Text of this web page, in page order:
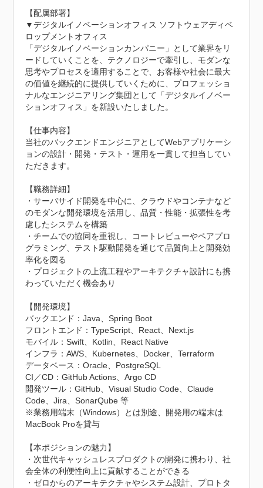
【配属部署】
▼デジタルイノベーションオフィス ソフトウェアディベ
ロップメントオフィス
「デジタルイノベーションカンパニー」として業界をリ
ードしていくことを、テクノロジーで牽引し、モダンな
思考やプロセスを適用することで、お客様や社会に最大
の価値を継続的に提供していくために、プロフェッショ
ナルなエンジニアリング集団として「デジタルイノベー
ションオフィス」を新設いたしました。
【仕事内容】
当社のバックエンドエンジニアとしてWebアプリケーシ
ョンの設計・開発・テスト・運用を一貫して担当してい
ただきます。
【職務詳細】
・サーバサイド開発を中心に、クラウドやコンテナなど
のモダンな開発環境を活用し、品質・性能・拡張性を考
慮したシステムを構築
・チームでの協同を重視し、コートレビューやペアプロ
グラミング、テスト駆動開発を通じて品質向上と開発効
率化を図る
・プロジェクトの上流工程やアーキテクチャ設計にも携
わっていただく機会あり
【開発環境】
バックエンド：Java、Spring Boot
フロントエンド：TypeScript、React、Next.js
モバイル：Swift、Kotlin、React Native
インフラ：AWS、Kubernetes、Docker、Terraform
データベース：Oracle、PostgreSQL
CI／CD：GitHub Actions、Argo CD
開発ツール：GitHub、Visual Studio Code、Claude
Code、Jira、SonarQube 等
※業務用端末（Windows）とは別途、開発用の端末は
MacBook Proを貸与
【本ポジションの魅力】
・次世代キャッシュレスプロダクトの開発に携わり、社
会全体の利便性向上に貢献することができる
・ゼロからのアーキテクチャやシステム設計、プロトタ